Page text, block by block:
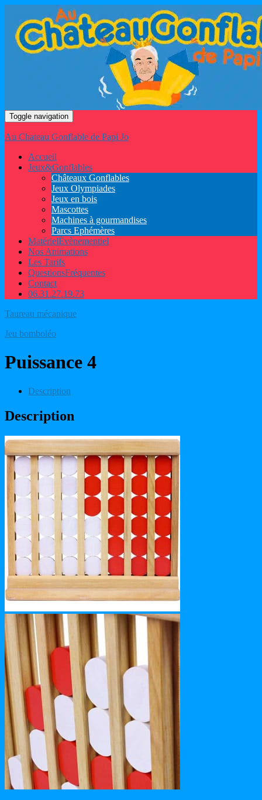
Toggle navigation
Au Chateau Gonflable de Papi Jo
Accueil
Jeux&Gonflables
Châteaux Gonflables
Jeux Olympiades
Jeux en bois
Mascottes
Machines à gourmandises
Parcs Ephémères
MatérielÉvènementiel
Nos Animations
Les Tarifs
QuestionsFréquentes
Contact
06.31.27.19.73
Taureau mécanique
Jeu bomboléo
Puissance 4
Description
Description